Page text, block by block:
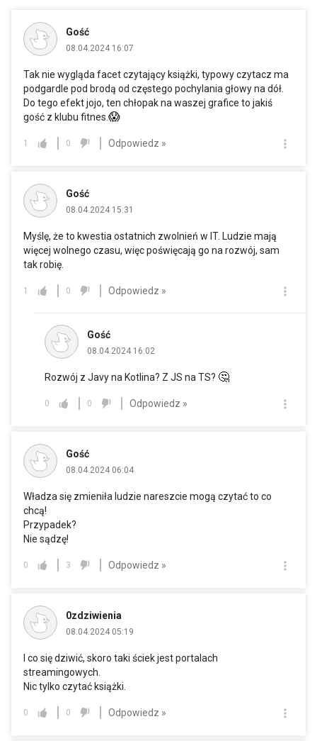
Gość
08.04.2024 16:07
Tak nie wygląda facet czytający książki, typowy czytacz ma
podgardle pod brodą od częstego pochylania głowy na dół.
Do tego efekt jojo, ten chłopak na waszej grafice to jakiś
gość z klubu fitnes. 😱
1 0 Odpowiedz »
Gość
08.04.2024 15:31
Myślę, że to kwestia ostatnich zwolnień w IT. Ludzie mają
więcej wolnego czasu, więc poświęcają go na rozwój, sam
tak robię.
1 0 Odpowiedz »
Gość
08.04.2024 16:02
Rozwój z Javy na Kotlina? Z JS na TS? 🤔
0 0 Odpowiedz »
Gość
08.04.2024 06:04
Władza się zmieniła ludzie nareszcie mogą czytać to co
chcą!
Przypadek?
Nie sądzę!
0 3 Odpowiedz »
0zdziwienia
08.04.2024 05:19
I co się dziwić, skoro taki ściek jest portalach
streamingowych.
Nic tylko czytać książki.
0 0 Odpowiedz »